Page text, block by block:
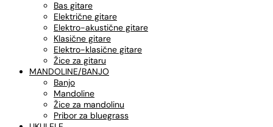
Bas gitare
Električne gitare
Elektro-akustične gitare
Klasične gitare
Elektro-klasične gitare
Žice za gitaru
MANDOLINE/BANJO
Banjo
Mandoline
Žice za mandolinu
Pribor za bluegrass